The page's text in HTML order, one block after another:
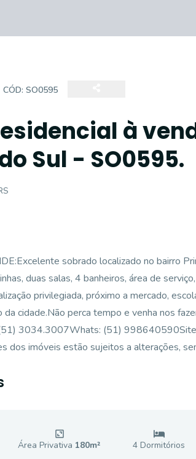
CÓD: SO0595
à
Sul - SO0595.
sobrado localizado no bairro
duas salas, 4 banheiros, área de
privilegiada, próximo a mercado,
cidade.Não perca tempo e venha nos
3034.3007Whats: (51)
dos imóveis estão sujeitos a alterações,
Área Privativa 180m² 4 Dormitórios